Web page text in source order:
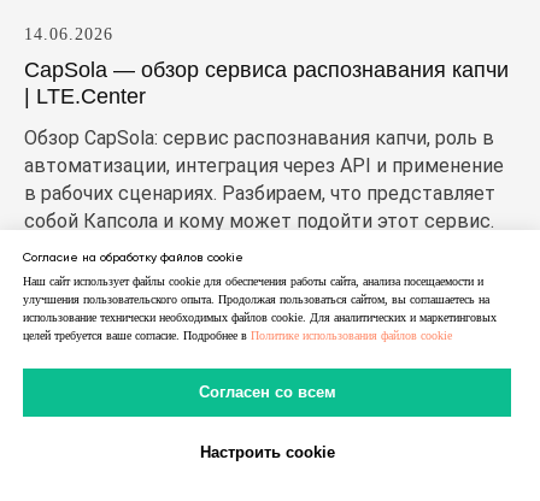
14.06.2026
CapSola — обзор сервиса распознавания капчи
| LTE.Center
Обзор CapSola: сервис распознавания капчи, роль в
автоматизации, интеграция через API и применение
в рабочих сценариях. Разбираем, что представляет
собой Капсола и кому может подойти этот сервис.
Согласие на обработку файлов cookie
Наш сайт использует файлы cookie для обеспечения работы сайта, анализа посещаемости и
улучшения пользовательского опыта. Продолжая пользоваться сайтом, вы соглашаетесь на
использование технически необходимых файлов cookie. Для аналитических и маркетинговых
целей требуется ваше согласие. Подробнее в Политике использования файлов cookie
Согласен со всем
Настроить cookie